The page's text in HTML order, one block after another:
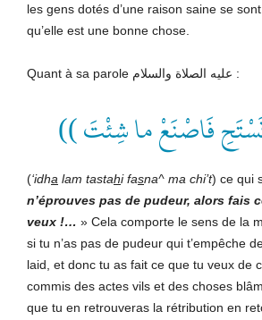
les gens dotés d’une raison saine se
qu’elle est une bonne chose.
Quant à sa parole عليه الصلاة والسلام :
فَاصْنَعْ ما شِئْتَ ))
(‘idha lam tastahi fasna^ ma chi’t) ce qui
n’éprouves pas de pudeur, alors fais
veux !… » Cela comporte le sens de la
si tu n’as pas de pudeur qui t’empêche
laid, et donc tu as fait ce que tu veux de
commis des actes vils et des choses
que tu en retrouveras la rétribution en